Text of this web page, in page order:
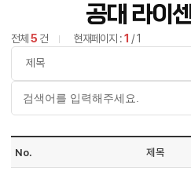
공대 라이
전체 5 건 현재페이지 :1 / 1
No. 제목